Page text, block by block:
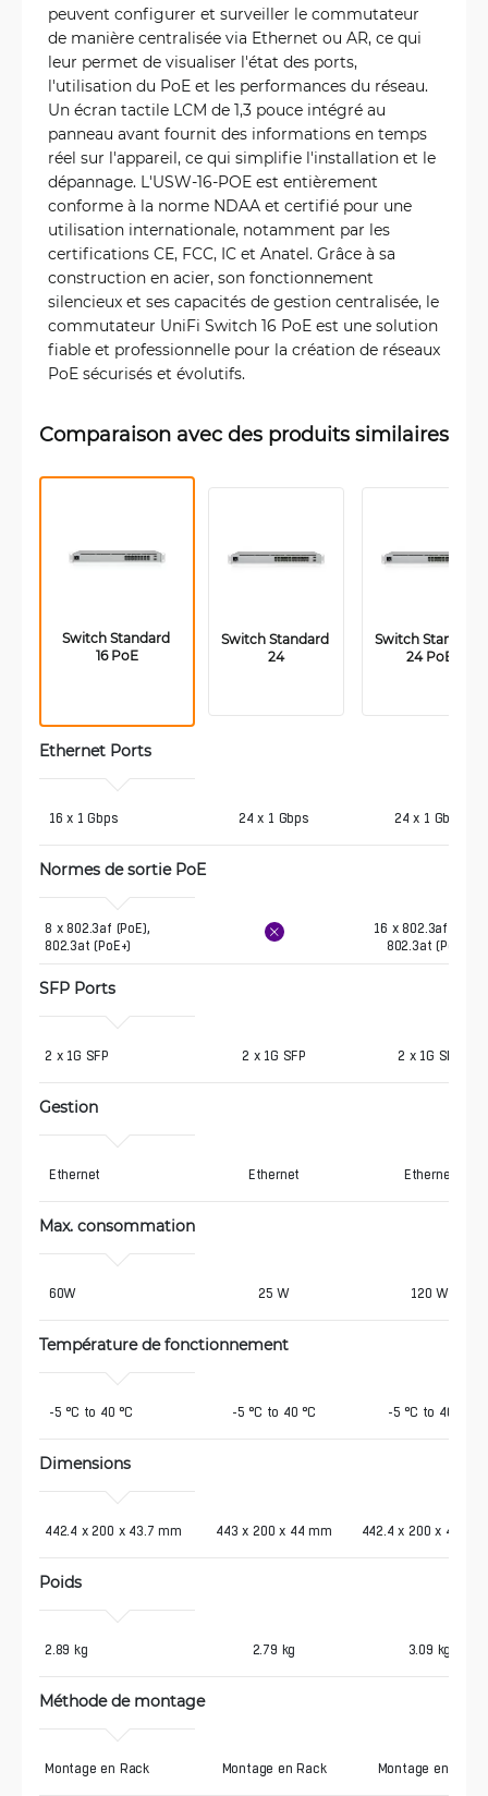
peuvent configurer et surveiller le commutateur
de manière centralisée via Ethernet ou AR, ce qui
leur permet de visualiser l'état des ports,
l'utilisation du PoE et les performances du réseau.
Un écran tactile LCM de 1,3 pouce intégré au
panneau avant fournit des informations en temps
réel sur l'appareil, ce qui simplifie l'installation et le
dépannage. L'USW-16-POE est entièrement
conforme à la norme NDAA et certifié pour une
utilisation internationale, notamment par les
certifications CE, FCC, IC et Anatel. Grâce à sa
construction en acier, son fonctionnement
silencieux et ses capacités de gestion centralisée, le
commutateur UniFi Switch 16 PoE est une solution
fiable et professionnelle pour la création de réseaux
PoE sécurisés et évolutifs.
Comparaison avec des produits similaires
Switch Standard
16 PoE
Switch Standard
24
Switch Standard
24 PoE
Ethernet Ports
16 x 1 Gbps 24 x 1 Gbps 24 x 1 Gbps
Normes de sortie PoE
8 x 802.3af (PoE),
802.3at (PoE+)
16 x 802.3af (PoE),
802.3at (PoE+)
SFP Ports
2 x 1G SFP 2 x 1G SFP 2 x 1G SFP
Gestion
Ethernet Ethernet Ethernet
Max. consommation
60W 25 W 120 W
Température de fonctionnement
-5 °C to 40 °C -5 °C to 40 °C -5 °C to 40 °C
Dimensions
442.4 x 200 x 43.7 mm 443 x 200 x 44 mm 442.4 x 200 x 43.7
Poids
2.89 kg 2.79 kg 3.09 kg
Méthode de montage
Montage en Rack Montage en Rack Montage en Rack